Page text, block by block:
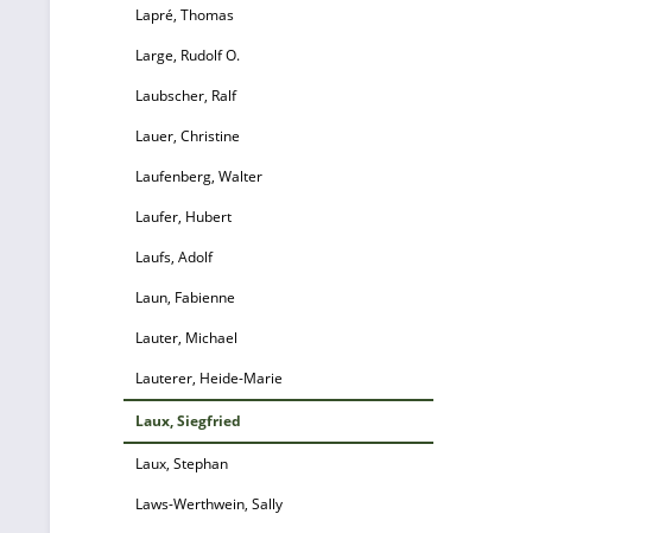
Lapré, Thomas
Large, Rudolf O.
Laubscher, Ralf
Lauer, Christine
Laufenberg, Walter
Laufer, Hubert
Laufs, Adolf
Laun, Fabienne
Lauter, Michael
Lauterer, Heide-Marie
Laux, Siegfried
Laux, Stephan
Laws-Werthwein, Sally